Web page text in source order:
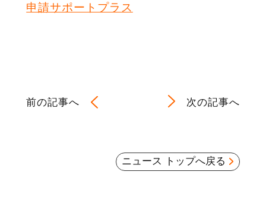
申請サポートプラス
前の記事へ 次の記事へ
ニュース トップへ戻る